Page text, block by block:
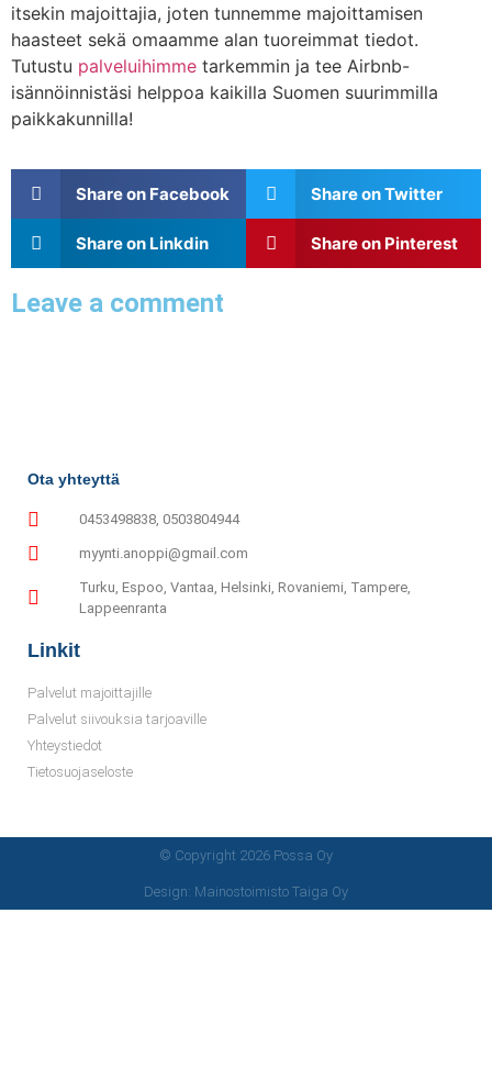
itsekin majoittajia, joten tunnemme majoittamisen
haasteet sekä omaamme alan tuoreimmat tiedot.
Tutustu palveluihimme tarkemmin ja tee Airbnb-
isännöinnistäsi helppoa kaikilla Suomen suurimmilla
paikkakunnilla!
Share on Facebook Share on Twitter
Share on Linkdin Share on Pinterest
Leave a comment
Ota yhteyttä
0453498838, 0503804944
myynti.anoppi@gmail.com
Turku, Espoo, Vantaa, Helsinki, Rovaniemi, Tampere,
Lappeenranta
Linkit
Palvelut majoittajille
Palvelut siivouksia tarjoaville
Yhteystiedot
Tietosuojaseloste
© Copyright 2026 Possa Oy
Design: Mainostoimisto Taiga Oy